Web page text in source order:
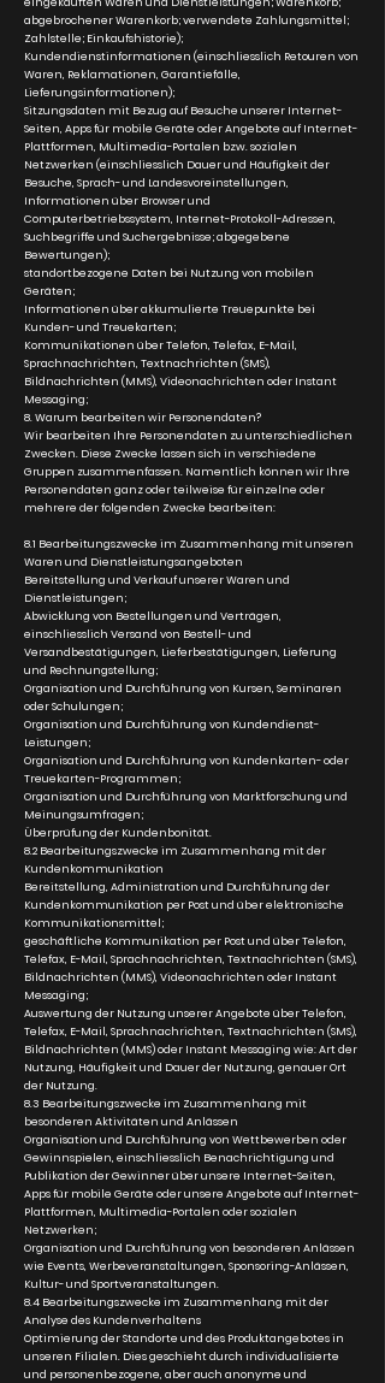
abgebrochener Warenkorb; verwendete Zahlungsmittel;
Zahlstelle; Einkaufshistorie);
Kundendienstinformationen (einschliesslich Retouren von
Waren, Reklamationen, Garantiefälle,
Lieferungsinformationen);
Sitzungsdaten mit Bezug auf Besuche unserer Internet-
Seiten, Apps für mobile Geräte oder Angebote auf Internet-
Plattformen, Multimedia-Portalen bzw. sozialen
Netzwerken (einschliesslich Dauer und Häufigkeit der
Besuche, Sprach- und Landesvoreinstellungen,
Informationen über Browser und
Computerbetriebssystem, Internet-Protokoll-Adressen,
Suchbegriffe und Suchergebnisse; abgegebene
Bewertungen);
standortbezogene Daten bei Nutzung von mobilen
Geräten;
Informationen über akkumulierte Treuepunkte bei
Kunden- und Treuekarten;
Kommunikationen über Telefon, Telefax, E-Mail,
Sprachnachrichten, Textnachrichten (SMS),
Bildnachrichten (MMS), Videonachrichten oder Instant
Messaging;
8. Warum bearbeiten wir Personendaten?
Wir bearbeiten Ihre Personendaten zu unterschiedlichen
Zwecken. Diese Zwecke lassen sich in verschiedene
Gruppen zusammenfassen. Namentlich können wir Ihre
Personendaten ganz oder teilweise für einzelne oder
mehrere der folgenden Zwecke bearbeiten:
8.1 Bearbeitungszwecke im Zusammenhang mit unseren
Waren und Dienstleistungsangeboten
Bereitstellung und Verkauf unserer Waren und
Dienstleistungen;
Abwicklung von Bestellungen und Verträgen,
einschliesslich Versand von Bestell- und
Versandbestätigungen, Lieferbestätigungen, Lieferung
und Rechnungstellung;
Organisation und Durchführung von Kursen, Seminaren
oder Schulungen;
Organisation und Durchführung von Kundendienst-
Leistungen;
Organisation und Durchführung von Kundenkarten- oder
Treuekarten-Programmen;
Organisation und Durchführung von Marktforschung und
Meinungsumfragen;
Überprüfung der Kundenbonität.
8.2 Bearbeitungszwecke im Zusammenhang mit der
Kundenkommunikation
Bereitstellung, Administration und Durchführung der
Kundenkommunikation per Post und über elektronische
Kommunikationsmittel;
geschäftliche Kommunikation per Post und über Telefon,
Telefax, E-Mail, Sprachnachrichten, Textnachrichten (SMS),
Bildnachrichten (MMS), Videonachrichten oder Instant
Messaging;
Auswertung der Nutzung unserer Angebote über Telefon,
Telefax, E-Mail, Sprachnachrichten, Textnachrichten (SMS),
Bildnachrichten (MMS) oder Instant Messaging wie: Art der
Nutzung, Häufigkeit und Dauer der Nutzung, genauer Ort
der Nutzung.
8.3 Bearbeitungszwecke im Zusammenhang mit
besonderen Aktivitäten und Anlässen
Organisation und Durchführung von Wettbewerben oder
Gewinnspielen, einschliesslich Benachrichtigung und
Publikation der Gewinner über unsere Internet-Seiten,
Apps für mobile Geräte oder unsere Angebote auf Internet-
Plattformen, Multimedia-Portalen oder sozialen
Netzwerken;
Organisation und Durchführung von besonderen Anlässen
wie Events, Werbeveranstaltungen, Sponsoring-Anlässen,
Kultur- und Sportveranstaltungen.
8.4 Bearbeitungszwecke im Zusammenhang mit der
Analyse des Kundenverhaltens
Optimierung der Standorte und des Produktangebotes in
unseren Filialen. Dies geschieht durch individualisierte
und personenbezogene, aber auch anonyme und